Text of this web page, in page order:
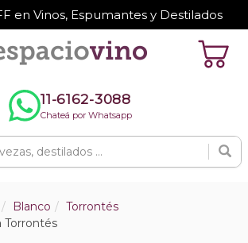
en Vinos, Espumantes y Destilados
11-6162-3088
Chateá por Whatsapp
Blanco
Torrontés
Torrontés